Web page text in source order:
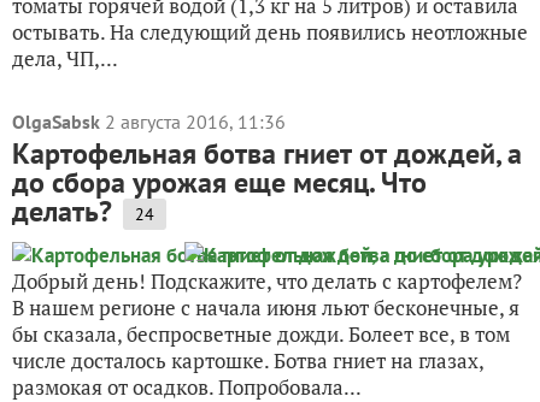
остывать. На следующий день появились неотложные
дела, ЧП,...
OlgaSabsk 2 августа 2016, 11:36
Картофельная ботва гниет от дождей, а
до сбора урожая еще месяц. Что
делать? 24
Добрый день! Подскажите, что делать с картофелем?
В нашем регионе с начала июня льют бесконечные, я
бы сказала, беспросветные дожди. Болеет все, в том
числе досталось картошке. Ботва гниет на глазах,
размокая от осадков. Попробовала...